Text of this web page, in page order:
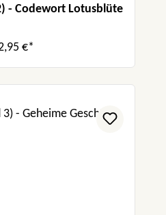
- Codewort Lotusblüte
€*